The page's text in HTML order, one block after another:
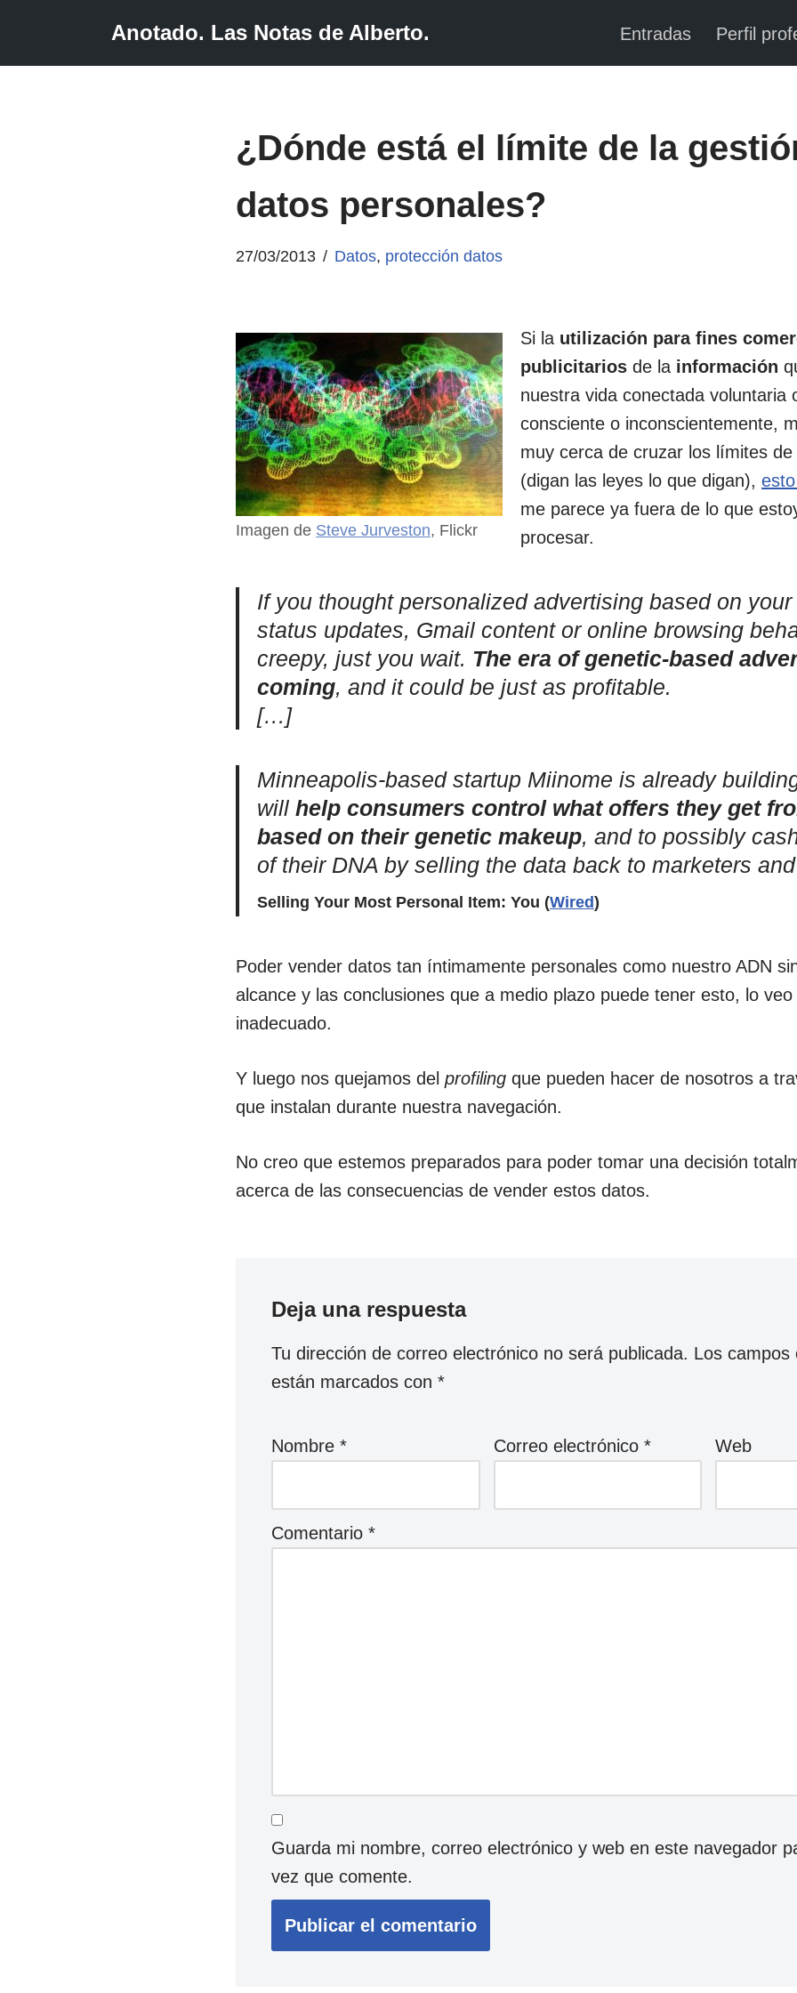
Anotado. Las Notas de Alberto. Entradas Perfil
¿Dónde está el límite de la
datos personales?
27/03/2013 Datos, protección datos
Imagen de Steve Jurveston, Flickr
Si la utilización para fines
publicitarios de la información
nuestra vida conectada voluntaria
consciente o inconscientemente,
muy cerca de cruzar los límites
(digan las leyes lo que digan),
me parece ya fuera de lo que
procesar.
If you thought personalized advertising based on
status updates, Gmail content or online browsing
creepy, just you wait. The era of genetic-based
coming, and it could be just as profitable.
[…]
Minneapolis-based startup Miinome is already
willhelp consumers control what offers they get
based on their genetic makeup, and to possibly
of their DNA by selling the data back to marketers
Selling Your Most Personal Item: You (Wired)
Poder vender datos tan íntimamente personales como nuestro ADN
alcance y las conclusiones que a medio plazo puede tener esto, lo
inadecuado.
Y luego nos quejamos delprofiling que pueden hacer de nosotros a
que instalan durante nuestra navegación.
No creo que estemos preparados para poder tomar una decisión
acerca de las consecuencias de vender estos datos.
Deja una respuesta
Tu dirección de correo electrónico no será publicada. Los campos
están marcados con*
Nombre* Correo electrónico * Web
Comentario*
Guarda mi nombre, correo electrónico y web en este navegador
vez que comente.